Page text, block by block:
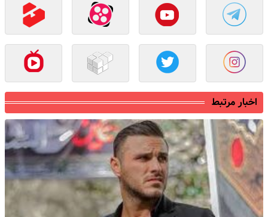
اخبار مرتبط